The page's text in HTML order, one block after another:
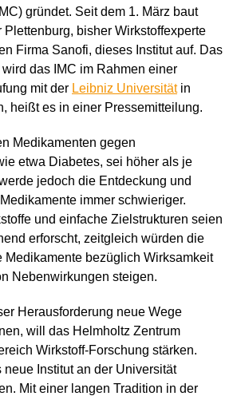
gründet. Seit dem 1. März baut
Plettenburg, bisher Wirkstoffexperte
Firma Sanofi, dieses Institut auf. Das
das IMC im Rahmen einer
mit der Leibniz Universitätin
heißt es in einer Pressemitteilung.
Medikamenten gegen
etwa Diabetes, sei höher als je
jedoch die Entdeckung und
immer schwieriger.
und einfache Zielstrukturen seien
erforscht, zeitgleich würden die
Medikamente bezüglich Wirksamkeit
Nebenwirkungen steigen.
Herausforderung neue Wege
will das Helmholtz Zentrum
Wirkstoff-Forschung stärken.
neue Institut an der Universität
Mit einer langen Tradition in der